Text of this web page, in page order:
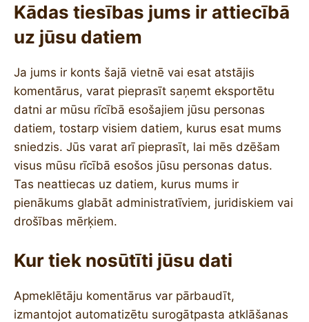
Kādas tiesības jums ir attiecībā
uz jūsu datiem
Ja jums ir konts šajā vietnē vai esat atstājis
komentārus, varat pieprasīt saņemt eksportētu
datni ar mūsu rīcībā esošajiem jūsu personas
datiem, tostarp visiem datiem, kurus esat mums
sniedzis. Jūs varat arī pieprasīt, lai mēs dzēšam
visus mūsu rīcībā esošos jūsu personas datus.
Tas neattiecas uz datiem, kurus mums ir
pienākums glabāt administratīviem, juridiskiem vai
drošības mērķiem.
Kur tiek nosūtīti jūsu dati
Apmeklētāju komentārus var pārbaudīt,
izmantojot automatizētu surogātpasta atklāšanas